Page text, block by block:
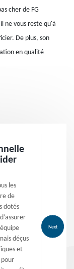
cher de FG
ne vous reste qu'à
De plus, son
en qualité
les
de
dotés
déçus
et
pour
Next